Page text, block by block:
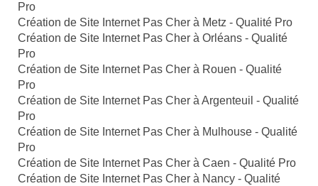
Pro
Création de Site Internet Pas Cher à Metz - Qualité Pro
Création de Site Internet Pas Cher à Orléans - Qualité
Pro
Création de Site Internet Pas Cher à Rouen - Qualité
Pro
Création de Site Internet Pas Cher à Argenteuil - Qualité
Pro
Création de Site Internet Pas Cher à Mulhouse - Qualité
Pro
Création de Site Internet Pas Cher à Caen - Qualité Pro
Création de Site Internet Pas Cher à Nancy - Qualité